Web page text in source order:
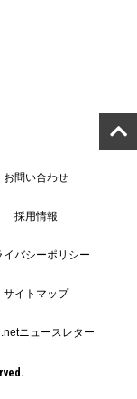
お問い合わせ
採用情報
イバシーポリシー
サイトマップ
ニュースレター